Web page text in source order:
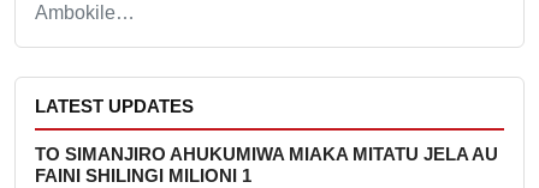
Ambokile…
LATEST UPDATES
TO SIMANJIRO AHUKUMIWA MIAKA MITATU JELA AU
FAINI SHILINGI MILIONI 1